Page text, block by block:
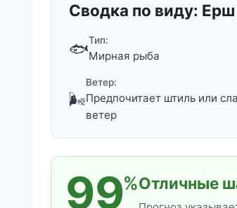
Сводка по виду: Ерш
🐟Тип:
Мирная рыба
🌬️
Ветер:
Предпочитает штиль или
ветер
99%Отличные